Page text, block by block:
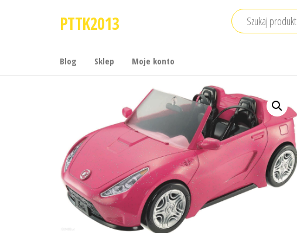
PTTK2013
Blog Sklep Moje konto